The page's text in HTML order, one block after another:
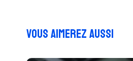
Vous aimerez aussi